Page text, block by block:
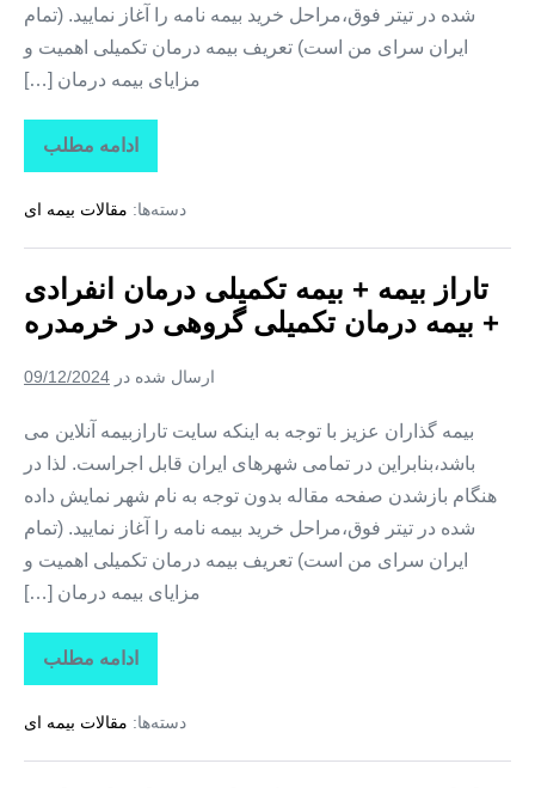
شده در تیتر فوق،مراحل خرید بیمه نامه را آغاز نمایید. (تمام
ایران سرای من است) تعریف بیمه درمان تکمیلی اهمیت و
مزایای بیمه درمان […]
ادامه مطلب
تاراز
بیمه
بیمه
درمان
+
بیمه
درمان
تکمیلی
در
دسته‌ها: مقالات بیمه ای
تاراز بیمه + بیمه تکمیلی درمان انفرادی
+ بیمه درمان تکمیلی گروهی در خرمدره
ارسال شده در 09/12/2024
بیمه گذاران عزیز با توجه به اینکه سایت تارازبیمه آنلاین می
باشد،بنابراین در تمامی شهرهای ایران قابل اجراست. لذا در
هنگام بازشدن صفحه مقاله بدون توجه به نام شهر نمایش داده
شده در تیتر فوق،مراحل خرید بیمه نامه را آغاز نمایید. (تمام
ایران سرای من است) تعریف بیمه درمان تکمیلی اهمیت و
مزایای بیمه درمان […]
ادامه مطلب
تاراز
بیمه
بیمه
درمان
دسته‌ها: مقالات بیمه ای